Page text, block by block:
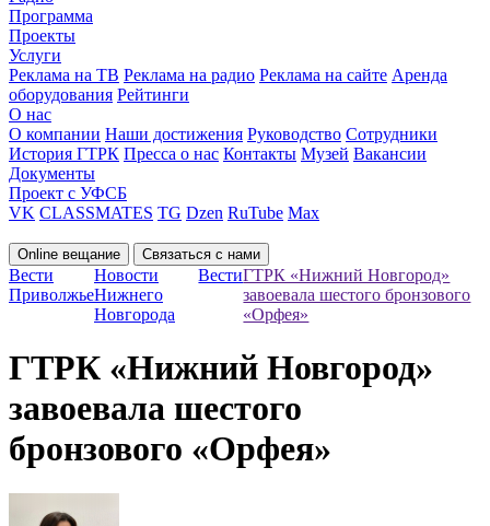
Программа
Проекты
Услуги
Реклама на ТВ Реклама на радио Реклама на сайте Аренда
оборудования Рейтинги
О нас
О компании Наши достижения Руководство Сотрудники
История ГТРК Пресса о нас Контакты Музей Вакансии
Документы
Проект с УФСБ
VK CLASSMATES TG Dzen RuTube Max
Online вещание Связаться с нами
Вести
Приволжье
Новости
Нижнего
Новгорода
ВестиГТРК «Нижний Новгород»
завоевала шестого бронзового
«Орфея»
ГТРК «Нижний Новгород»
завоевала шестого
бронзового «Орфея»